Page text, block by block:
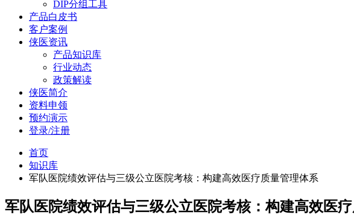
DIP分组工具
产品白皮书
客户案例
侠医资讯
产品知识库
行业动态
政策解读
侠医简介
资料申领
预约演示
登录/注册
首页
知识库
军队医院绩效评估与三级公立医院考核：构建高效医疗质量管理体系
军队医院绩效评估与三级公立医院考核：构建高效医